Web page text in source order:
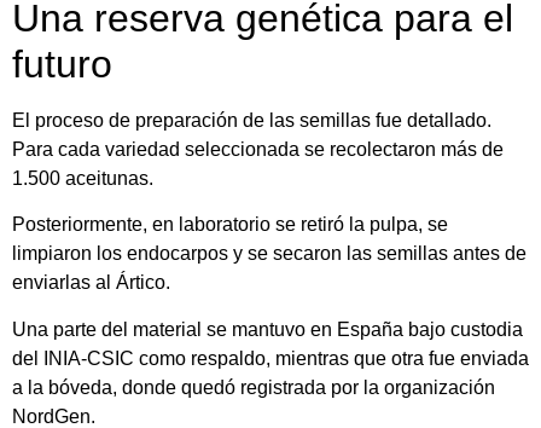
Una reserva genética para el
futuro
El proceso de preparación de las semillas fue detallado.
Para cada variedad seleccionada se recolectaron más de
1.500 aceitunas.
Posteriormente, en laboratorio se retiró la pulpa, se
limpiaron los endocarpos y se secaron las semillas antes de
enviarlas al Ártico.
Una parte del material se mantuvo en España bajo custodia
del INIA-CSIC como respaldo, mientras que otra fue enviada
a la bóveda, donde quedó registrada por la organización
NordGen.